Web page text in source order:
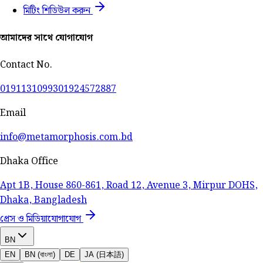
মিটিং শিডিউল করুন
আমাদের সাথে যোগাযোগ
Contact No.
0191131099301924572887
Email
info@metamorphosis.com.bd
Dhaka Office
Apt 1B, House 860-861, Road 12, Avenue 3, Mirpur DOHS,
Dhaka, Bangladesh
প্রেস ও মিডিয়াযোগাযোগ
BN
EN
BN (বাংলা) DE JA (日本語)